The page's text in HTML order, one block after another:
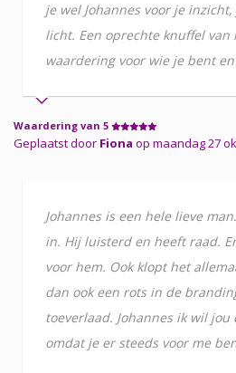
je wel Johannes voor je
licht. Een oprechte knuffel van
waardering voor wie je bent
Waardering van 5
Geplaatst door Fiona op maandag 27
Johannes is een hele lieve
in. Hij luisterd en heeft raad.
voor hem. Ook klopt het
dan ook een rots in de
toeverlaad. Johannes ik wil jou
omdat je er steeds voor me